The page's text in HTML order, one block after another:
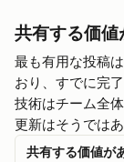
共有する価
最も有用な投稿
おり、すでに完
技術はチーム全
更新はそうではあ
共有する価値が